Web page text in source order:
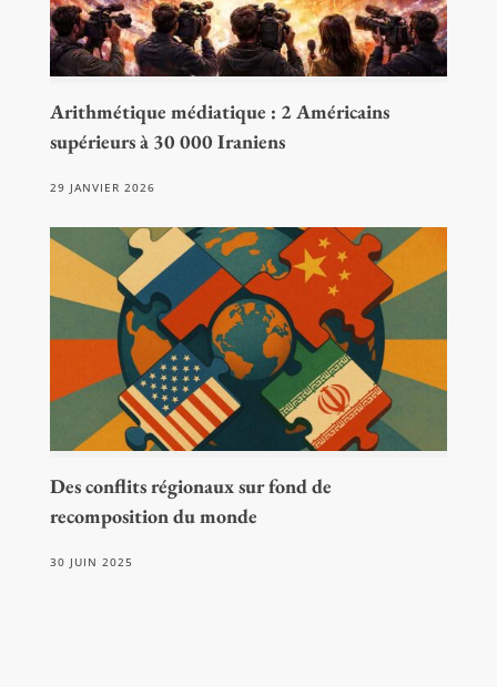
Arithmétique médiatique : 2 Américains
supérieurs à 30 000 Iraniens
29 JANVIER 2026
Des conflits régionaux sur fond de
recomposition du monde
30 JUIN 2025